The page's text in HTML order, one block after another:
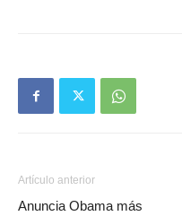
Artículo anterior
Anuncia Obama más